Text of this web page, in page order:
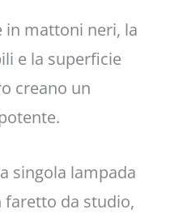
in mattoni neri, la
e la superficie
creano un
singola lampada
faretto da studio,